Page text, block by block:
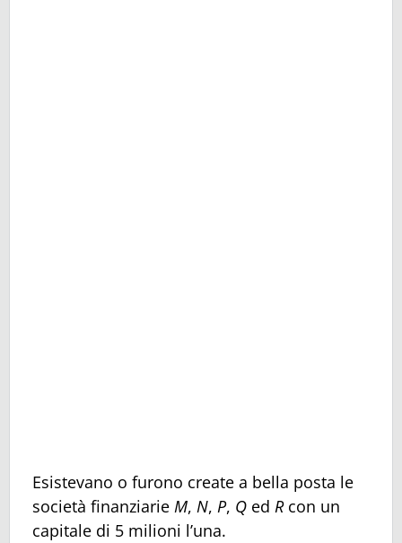
Esistevano o furono create a bella posta le
società finanziarie M, N, P, Q ed Rcon un
capitale di 5 milioni l’una.